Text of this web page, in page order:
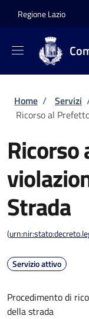
Regione Lazio
Briciole
Home / Servizi
Ricorso al
Strada
(
Servizio attivo
Procedimento di
della strada